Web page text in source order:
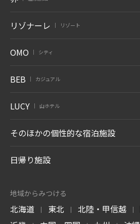
リゾナーレ リゾート
OMO シティ
BEB カジュアル
LUCY 山ホテル
そのほかの個性的な宿泊施設
日帰り施設
地域からみつける
北海道 | 東北 | 北陸・甲信越 |